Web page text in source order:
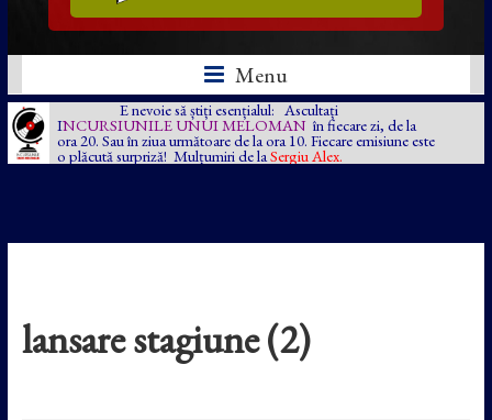
Menu
E nevoie să știți esențialul: Ascultați
INCURSIUNILE UNUI MELOMAN în fiecare zi, de la
ora 20. Sau în ziua următoare de la ora 10. Fiecare emisiune este
o plăcută surpriză! Mulțumiri de la Sergiu Alex.
lansare stagiune (2)